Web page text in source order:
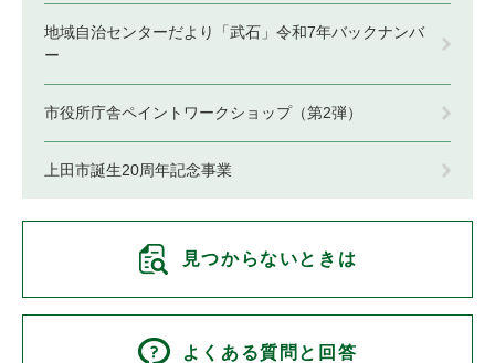
地域自治センターだより「武石」令和7年バックナンバ
ー
市役所庁舎ペイントワークショップ（第2弾）
上田市誕生20周年記念事業
見つからないときは
よくある質問と回答